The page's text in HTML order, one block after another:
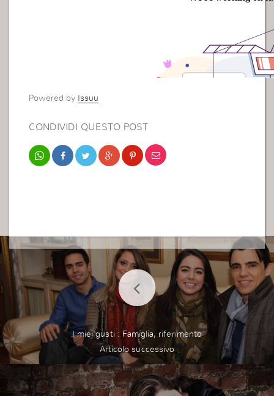
Powered by Issuu
CONDIVIDI QUESTO POST
I miei gusti : Famiglia, riferimento